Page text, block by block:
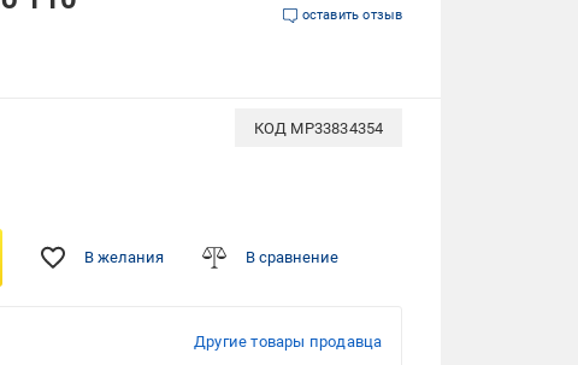
оставить отзыв
КОД MP33834354
В желания В сравнение
Другие товары продавца